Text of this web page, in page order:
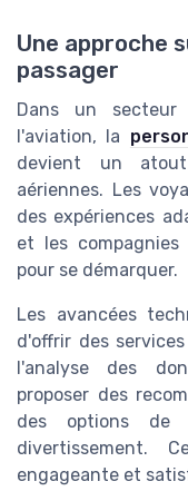
Une approche
passager
Dans un
l'aviation, la
devient un
aériennes. Les
des expériences
et les
pour se démarquer.
Les avancées
d'offrir des
l'analyse des
proposer des
des options
divertissement.
engageante et